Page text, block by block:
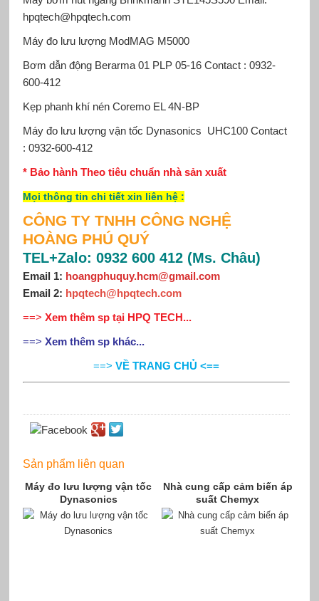
hpqtech@hpqtech.com
Máy đo lưu lượng ModMAG M5000
Bơm dẫn động Berarma01 PLP 05-16 Contact : 0932-
600-412
Kẹp phanh khí nén CoremoEL 4N-BP
Máy đo lưu lượng vận tốc Dynasonics UHC100 Contact
: 0932-600-412
* Bảo hành Theo tiêu chuẩn nhà sản xuất
Mọi thông tin chi tiết xin liên hệ:
CÔNG TY TNHH CÔNG NGHỆ
HOÀNG PHÚ QUÝ
TEL+Zalo: 0932 600 412 (Ms. Châu)
Email 1: hoangphuquy.hcm@gmail.com
Email 2: hpqtech@hpqtech.com
==> Xem thêm sp tại HPQ TECH...
==> Xem thêm sp khác...
==> VỀ TRANG CHỦ <==
Sản phẩm liên quan
Máy đo lưu lượng vận tốc
Dynasonics
Nhà cung cấp cảm biến áp
suất Chemyx